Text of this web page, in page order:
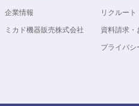
企業情報
ミカド機器販売株式会社
リクルート
資料請求
プライバシ